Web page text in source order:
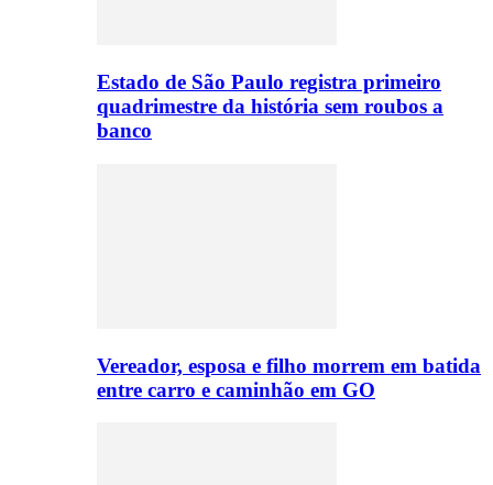
Estado de São Paulo registra primeiro
quadrimestre da história sem roubos a
banco
Vereador, esposa e filho morrem em batida
entre carro e caminhão em GO